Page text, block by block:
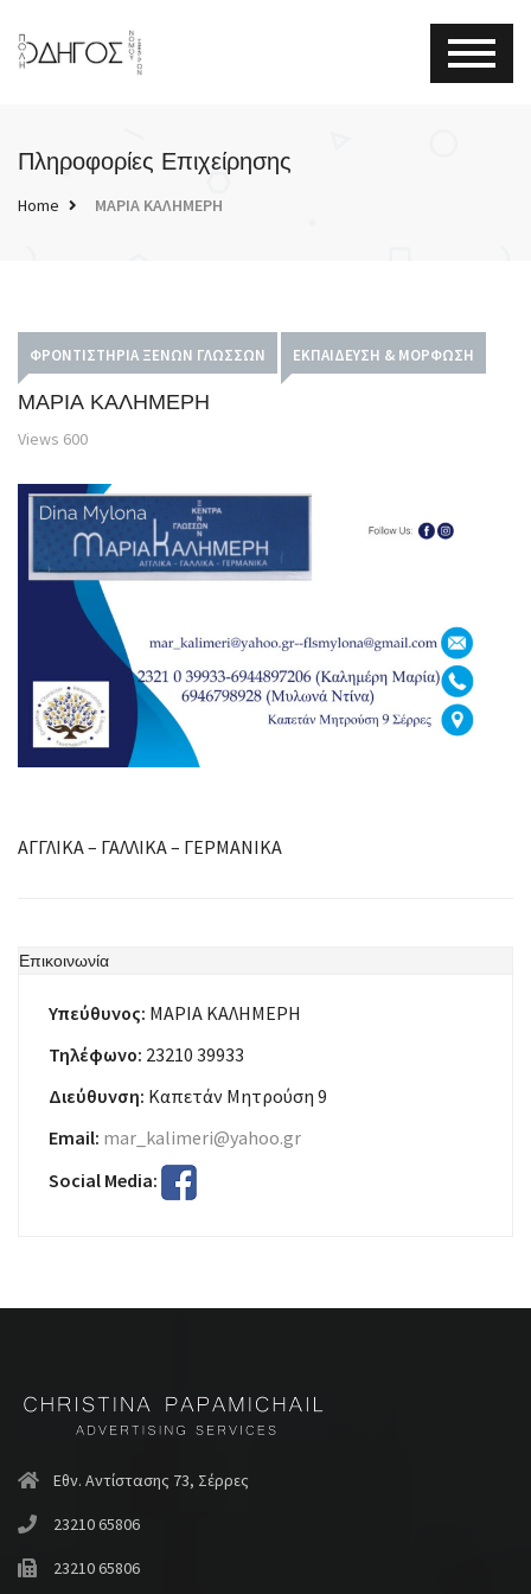
Πληροφορίες Επιχείρησης
Home ΜΑΡΙΑ ΚΑΛΗΜΕΡΗ
ΦΡΟΝΤΙΣΤΉΡΙΑ ΞΈΝΩΝ ΓΛΩΣΣΏΝ ΕΚΠΑΊΔΕΥΣΗ & ΜΌΡΦΩΣΗ
ΜΑΡΙΑ ΚΑΛΗΜΕΡΗ
Views 600
ΑΓΓΛΙΚΑ – ΓΑΛΛΙΚΑ – ΓΕΡΜΑΝΙΚΑ
Επικοινωνία
Υπεύθυνος: ΜΑΡΙΑ ΚΑΛΗΜΕΡΗ
Τηλέφωνο: 23210 39933
Διεύθυνση: Καπετάν Μητρούση 9
Email: mar_kalimeri@yahoo.gr
Social Media:
Εθν. Αντίστασης 73, Σέρρες
23210 65806
23210 65806